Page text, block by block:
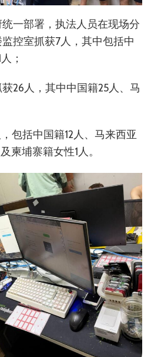
一部署，执法人员在现场分
控室抓获7人，其中包括中
；
26人，其中中国籍25人、马
包括中国籍12人、马来西亚
柬埔寨籍女性1人。